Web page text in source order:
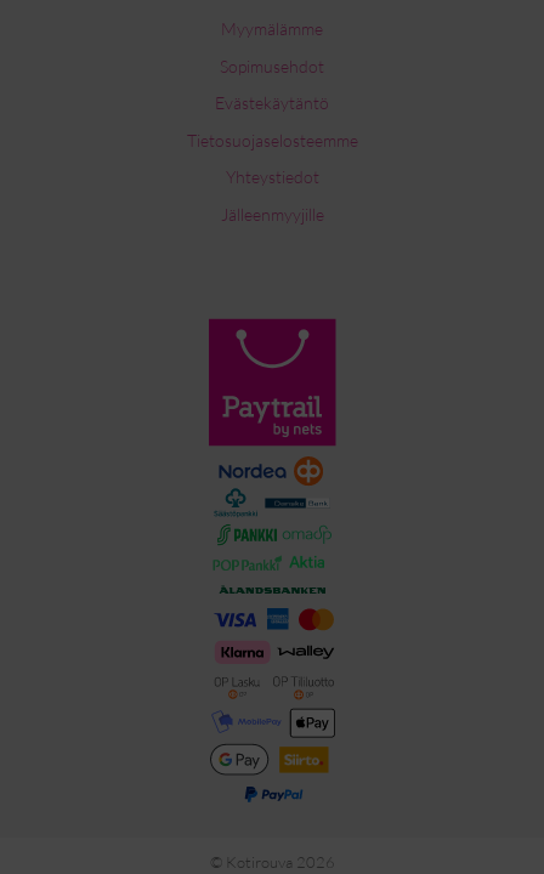
Myymälämme
Sopimusehdot
Evästekäytäntö
Tietosuojaselosteemme
Yhteystiedot
Jälleenmyyjille
© Kotirouva 2026